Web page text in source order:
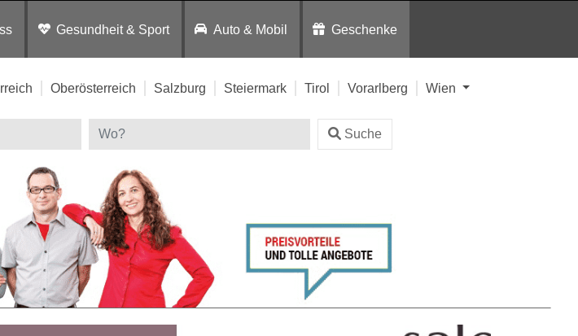
Gesundheit & Sport Auto & Mobil Geschenke
Oberösterreich Salzburg Steiermark Tirol Vorarlberg Wien
Suche